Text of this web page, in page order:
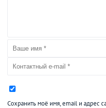
Сохранить моё имя, email и адрес